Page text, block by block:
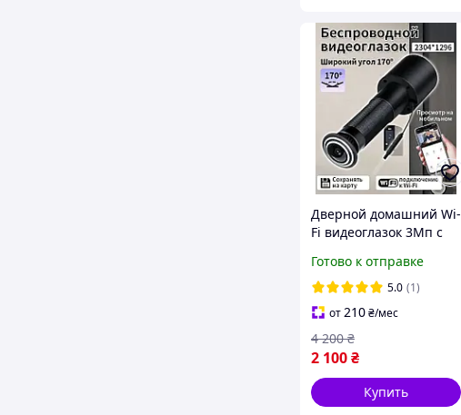
Дверной домашний Wi-
Fi видеоглазок 3Мп с
датчиком движения
для квартиры, умный
глазок Tuya Smart
видеокамера в дверь
Готово к отправке
5.0 (1)
от210₴/мес
2 100₴
4 200 ₴
Купить